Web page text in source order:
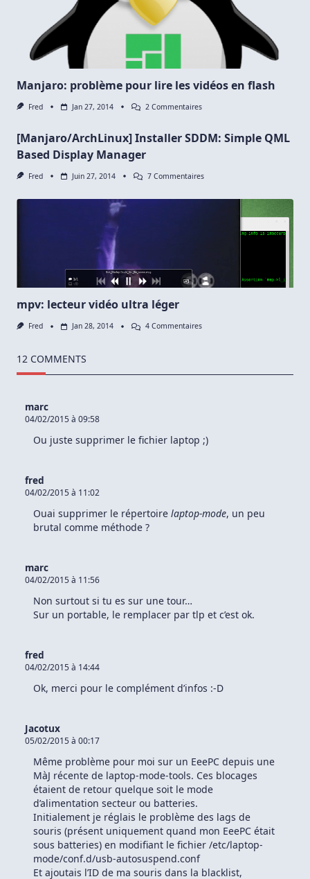
Manjaro: problème pour lire les vidéos en flash
Fred Jan 27, 2014 2 CommentairesSur
Pour
En
[Manjaro/ArchLinux] Installer SDDM: Simple QML
Based Display Manager
Fred Juin 27, 2014 7 CommentairesSur
mpv: lecteur vidéo ultra léger
Fred Jan 28, 2014 4 CommentairesSur
Léger
12 COMMENTS
marc
04/02/2015 à 09:58
Ou juste supprimer le fichier laptop ;)
fred
04/02/2015 à 11:02
Ouai supprimer le répertoire laptop-mode, un peu
brutal comme méthode ?
marc
04/02/2015 à 11:56
Non surtout si tu es sur une tour…
Sur un portable, le remplacer par tlp et c’est ok.
fred
04/02/2015 à 14:44
Ok, merci pour le complément d’infos :-D
Jacotux
05/02/2015 à 00:17
Même problème pour moi sur un EeePC depuis une
MàJ récente de laptop-mode-tools. Ces blocages
étaient de retour quelque soit le mode
d’alimentation secteur ou batteries.
Initialement je réglais le problème des lags de
souris (présent uniquement quand mon EeePC était
sous batteries) en modifiant le fichier /etc/laptop-
mode/conf.d/usb-autosuspend.conf
Et ajoutais l’ID de ma souris dans la blacklist,